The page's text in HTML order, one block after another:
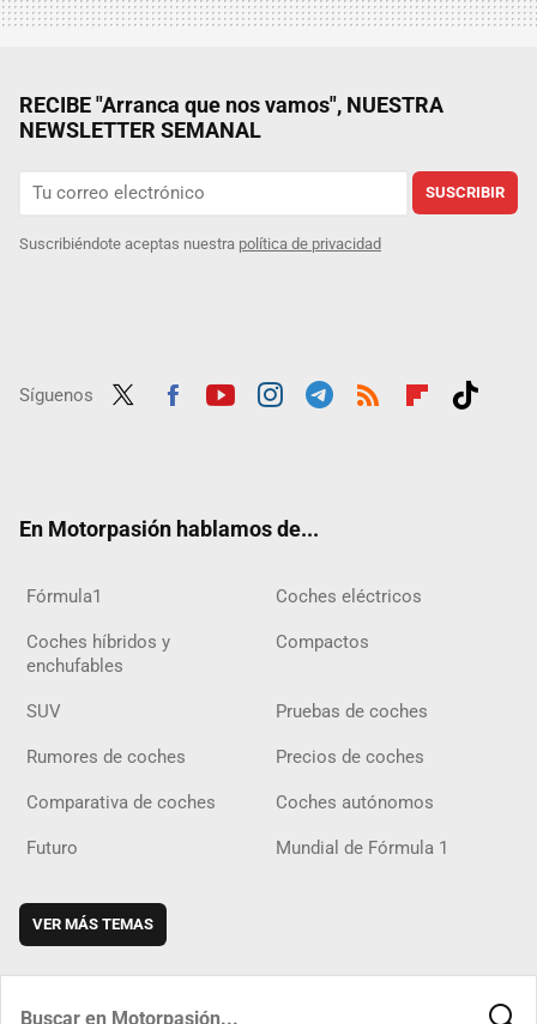
RECIBE "Arranca que nos vamos", NUESTRA
NEWSLETTER SEMANAL
SUSCRIBIR
Suscribiéndote aceptas nuestra política de privacidad
Síguenos
En Motorpasión hablamos de...
Fórmula1 Coches eléctricos
Coches híbridos y
enchufables
Compactos
SUV Pruebas de coches
Rumores de coches Precios de coches
Comparativa de coches Coches autónomos
Futuro Mundial de Fórmula 1
VER MÁS TEMAS